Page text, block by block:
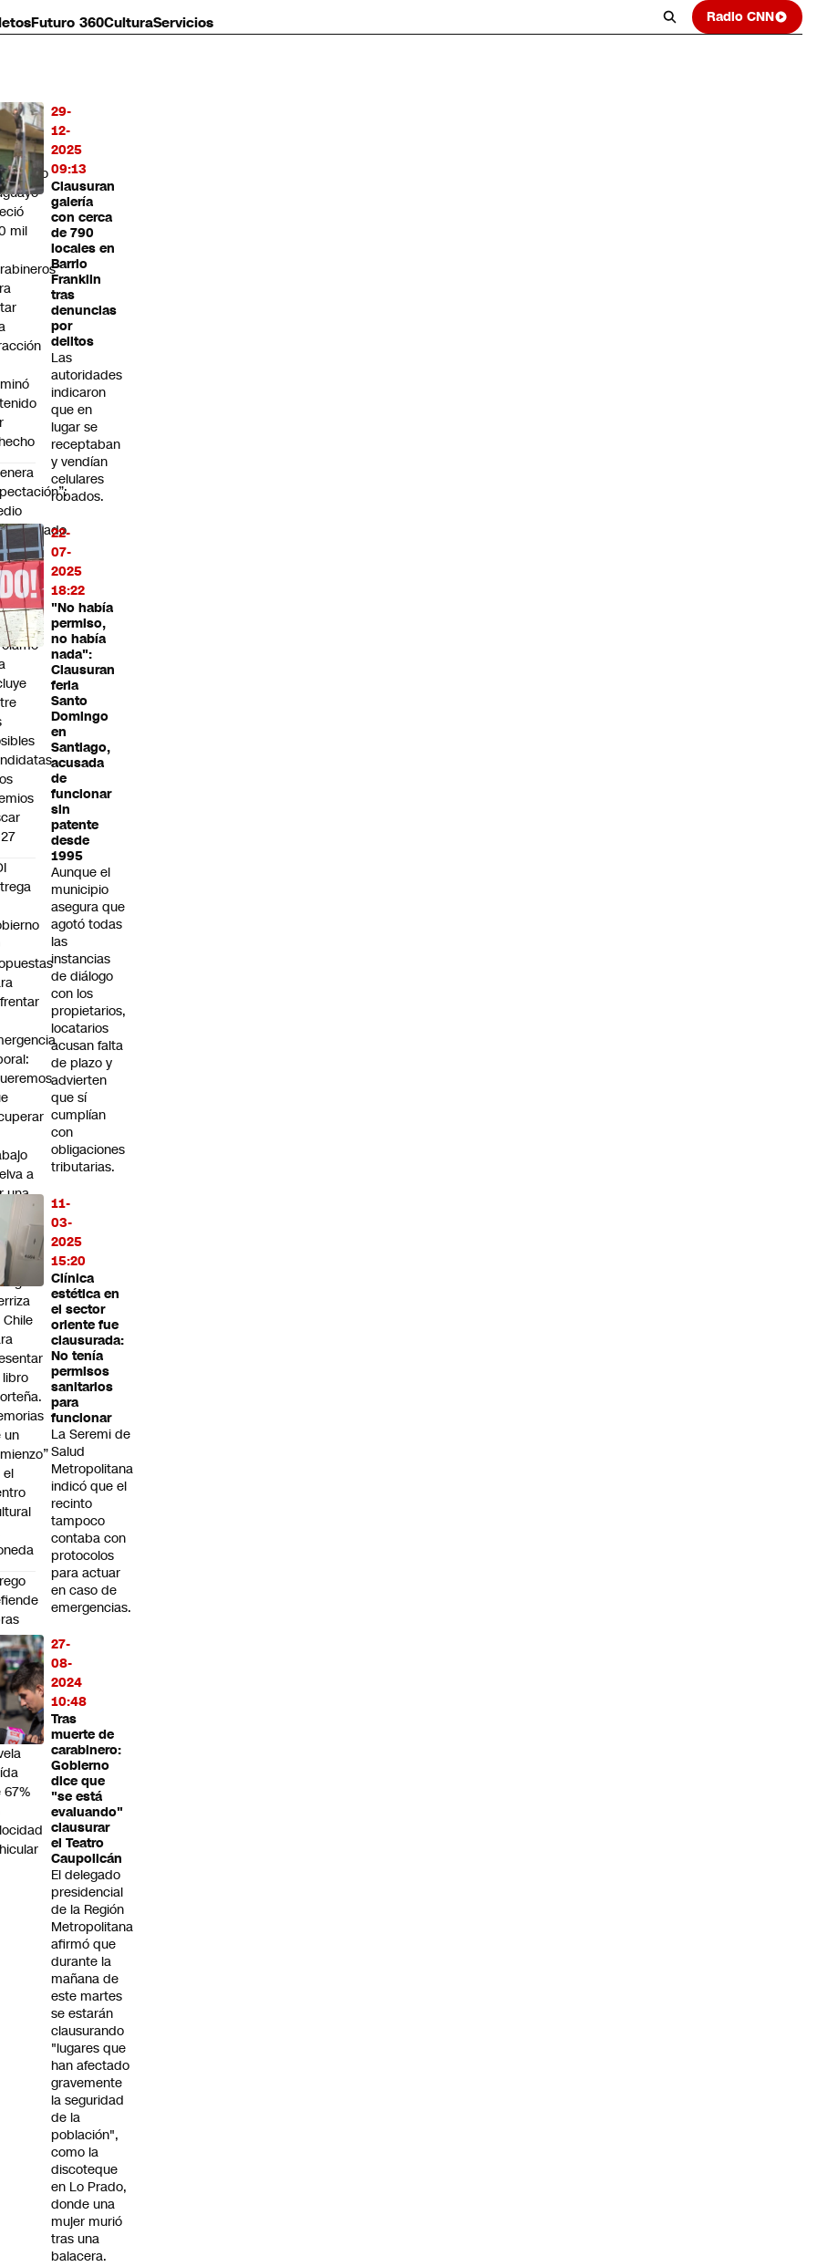
Futuro 360CulturaServicios Radio CNN
29-
12-
2025
09:13
Clausuran
galería
con cerca
de 790
locales en
Barrio
Franklin
tras
denuncias
por
delitos
Las
autoridades
indicaron
que en
lugar se
receptaban
y vendían
celulares
robados.
22-
07-
2025
18:22
"No había
permiso,
no había
nada":
Clausuran
feria
Santo
Domingo
en
Santiago,
acusada
de
funcionar
sin
patente
desde
1995
Aunque el
municipio
asegura que
agotó todas
las
instancias
de diálogo
con los
propietarios,
locatarios
acusan falta
de plazo y
advierten
que sí
cumplían
con
obligaciones
tributarias.
11-
03-
2025
15:20
Clínica
estética en
el sector
oriente fue
clausurada:
No tenía
permisos
sanitarios
para
funcionar
La Seremi de
Salud
Metropolitana
indicó que el
recinto
tampoco
contaba con
protocolos
para actuar
en caso de
emergencias.
27-
08-
2024
10:48
Tras
muerte de
carabinero:
Gobierno
dice que
"se está
evaluando"
clausurar
el Teatro
Caupolicán
El delegado
presidencial
de la Región
Metropolitana
afirmó que
durante la
mañana de
este martes
se estarán
clausurando
"lugares que
han afectado
gravemente
la seguridad
de la
población",
como la
discoteque
en Lo Prado,
donde una
mujer murió
tras una
balacera.
mil
a
una
Chile
libro
un
el
67%